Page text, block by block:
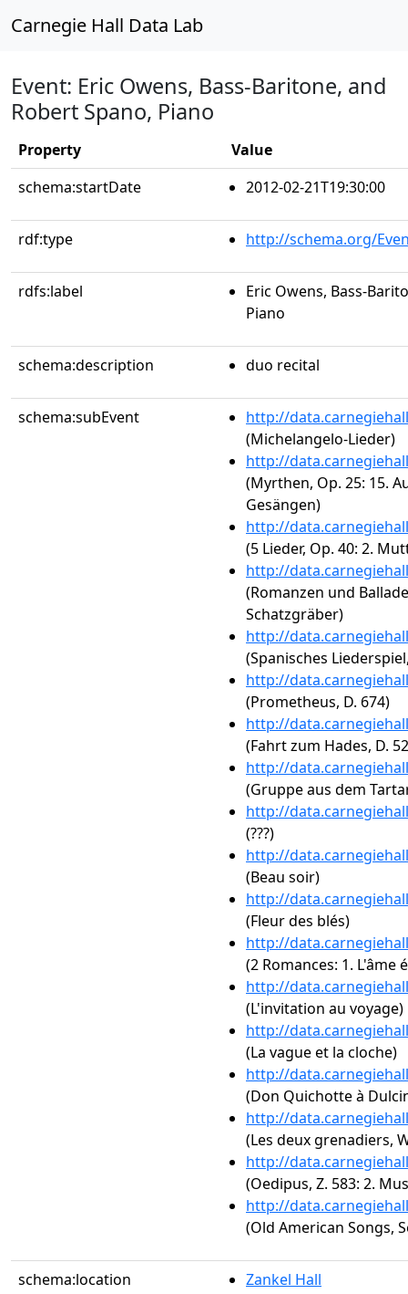
Carnegie Hall Data Lab
Event: Eric Owens, Bass-Baritone, and
Robert Spano, Piano
Property
Value
schema:startDate
2012-02-21T19:30:00
rdf:type http://schema.org/
rdfs:label
Eric Owens, Bass-
Piano
schema:description duo recital
schema:subEvent
http://
(Michelangelo-Lieder)
http://
(Myrthen, Op. 25: 15.
Gesängen)
http://
(5 Lieder, Op. 40: 2.
http://
(Romanzen und
Schatzgräber)
http://
(Spanisches
http://
(Prometheus, D. 674)
http://
(Fahrt zum Hades, D.
http://
(Gruppe aus dem
http://
(???)
http://
(Beau soir)
http://
(Fleur des blés)
http://
(2 Romances: 1. L'âme
http://
(L'invitation au voyage)
http://
(La vague et la cloche)
http://
(Don Quichotte à
http://
(Les deux grenadiers,
http://
(Oedipus, Z. 583: 2.
http://
(Old American Songs,
schema:location Zankel Hall